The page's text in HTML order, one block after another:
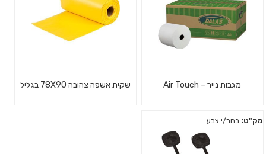
מגבות נייר – Air Touch שקית אשפה צהובה 78X90 בגליל
מק"ט: בחר/י צבע